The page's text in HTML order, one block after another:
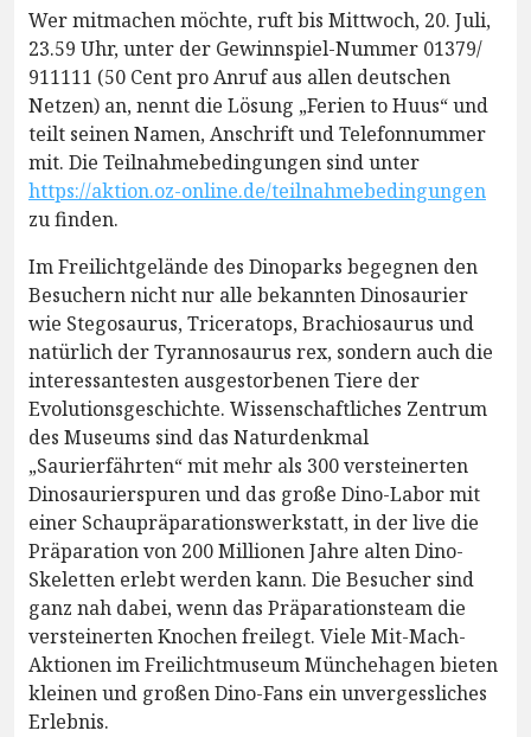
Wer mitmachen möchte, ruft bis Mittwoch, 20. Juli,
23.59 Uhr, unter der Gewinnspiel-Nummer 01379/
911111 (50 Cent pro Anruf aus allen deutschen
Netzen) an, nennt die Lösung „Ferien to Huus“ und
teilt seinen Namen, Anschrift und Telefonnummer
mit. Die Teilnahmebedingungen sind unter
https://aktion.oz-online.de/teilnahmebedingungen
zu finden.
Im Freilichtgelände des Dinoparks begegnen den
Besuchern nicht nur alle bekannten Dinosaurier
wie Stegosaurus, Triceratops, Brachiosaurus und
natürlich der Tyrannosaurus rex, sondern auch die
interessantesten ausgestorbenen Tiere der
Evolutionsgeschichte. Wissenschaftliches Zentrum
des Museums sind das Naturdenkmal
„Saurierfährten“ mit mehr als 300 versteinerten
Dinosaurierspuren und das große Dino-Labor mit
einer Schaupräparationswerkstatt, in der live die
Präparation von 200 Millionen Jahre alten Dino-
Skeletten erlebt werden kann. Die Besucher sind
ganz nah dabei, wenn das Präparationsteam die
versteinerten Knochen freilegt. Viele Mit-Mach-
Aktionen im Freilichtmuseum Münchehagen bieten
kleinen und großen Dino-Fans ein unvergessliches
Erlebnis.